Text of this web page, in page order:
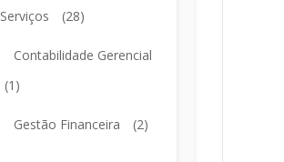
Serviços (28)
Contabilidade Gerencial
(1)
Gestão Financeira (2)